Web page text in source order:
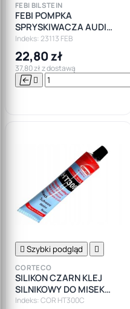
FEBI BILSTEIN
FEBI POMPKA
SPRYSKIWACZA AUDI
MERCEDES BMW E87
E46 E39 E60 E38 LAND
ROVER
Indeks: 23113 FEB
22,80 zł
37,80 zł z dostawą
 
 Szybki podgląd 
CORTECO
SILIKON CZARN KLEJ
SILNIKOWY DO MISEK
CORTECO +300
Indeks: COR HT300C